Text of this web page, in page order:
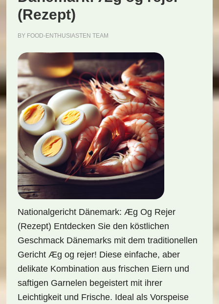
(Rezept)
BY FOOD-ENTHUSIASTEN TEAM
Nationalgericht Dänemark: Æg Og Rejer
(Rezept) Entdecken Sie den köstlichen
Geschmack Dänemarks mit dem traditionellen
Gericht Æg og rejer! Diese einfache, aber
delikate Kombination aus frischen Eiern und
saftigen Garnelen begeistert mit ihrer
Leichtigkeit und Frische. Ideal als Vorspeise